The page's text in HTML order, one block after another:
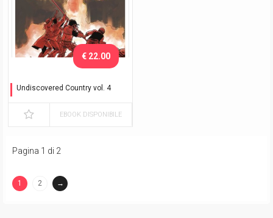
Undiscovered Country vol. 4
€ 22.00
EBOOK DISPONIBILE
Pagina 1 di 2
1
2 →